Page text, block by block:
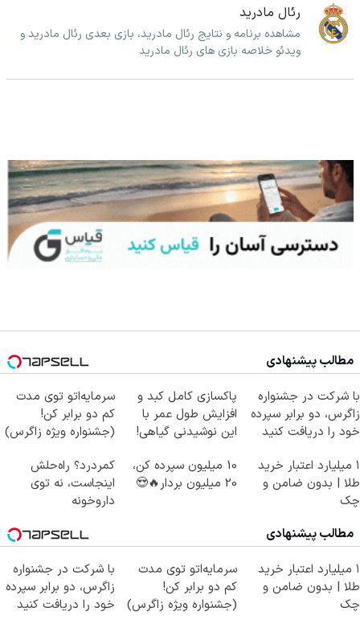
رئال مادرید
مشاهده برنامه و نتایج رئال مادرید، بازی بعدی رئال مادرید و
ویدئو خلاصه بازی های رئال مادرید
مطالب پیشنهادی
با شرکت در جشنواره
زاگرس، دو برابر سپرده
خود را دریافت کنید
پاکسازی کامل کبد و
افزایش طول عمر با
این نوشیدنی گیاهی!
سرمایه‌اتو توی مدت
کم دو برابر کن!
(جشنواره ویژه زاگرس)
۱ میلیارد اعتبار خرید
طلا | بدون ضامن و
چک
10 میلیون سپرده کن،
20 میلیون بردار🔥😍
کمردرد؟ راه‌حلش
اینجاست، نه توی
داروخونه
مطالب پیشنهادی
۱ میلیارد اعتبار خرید
طلا | بدون ضامن و
چک
سرمایه‌اتو توی مدت
کم دو برابر کن!
(جشنواره ویژه زاگرس)
با شرکت در جشنواره
زاگرس، دو برابر سپرده
خود را دریافت کنید